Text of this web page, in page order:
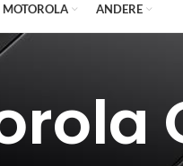
MOTOROLA ANDERE